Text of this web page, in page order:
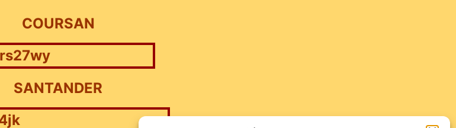
COURSAN
SANTANDER